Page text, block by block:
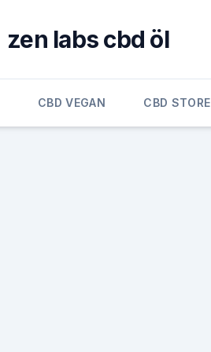
zen labs cbd öl
CBD VEGAN CBD STORE